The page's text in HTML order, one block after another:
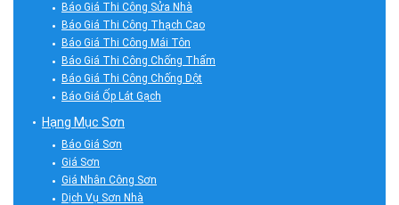
Báo Giá Thi Công Sửa Nhà
Báo Giá Thi Công Thạch Cao
Báo Giá Thi Công Mái Tôn
Báo Giá Thi Công Chống Thấm
Báo Giá Thi Công Chống Dột
Báo Giá Ốp Lát Gạch
Hạng Mục Sơn
Báo Giá Sơn
Giá Sơn
Giá Nhân Công Sơn
Dịch Vụ Sơn Nhà